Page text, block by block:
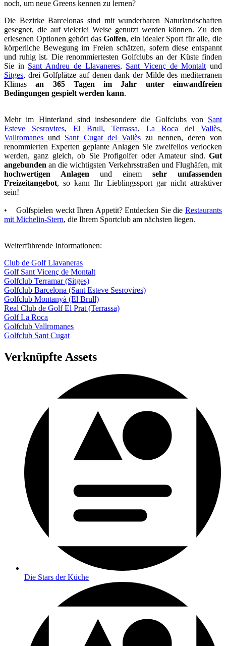
noch, um neue Greens kennen zu lernen?
Die Bezirke Barcelonas sind mit wunderbaren Naturlandschaften
gesegnet, die auf vielerlei Weise genutzt werden können. Zu den
erlesenen Optionen gehört dasGolfen, ein idealer Sport für alle, die
körperliche Bewegung im Freien schätzen, sofern diese entspannt
und ruhig ist. Die renommiertesten Golfclubs an der Küste finden
Sie in Sant Andreu de Llavaneres, Sant Vicenç de Montalt und
Sitges, drei Golfplätze auf denen dank der Milde des mediterranen
Klimasan 365 Tagen im Jahr unter einwandfreien
Bedingungen gespielt werden kann.
Mehr im Hinterland sind insbesondere die Golfclubs von Sant
Esteve Sesrovires, El Brull, Terrassa, La Roca del Vallès,
Vallromanesund Sant Cugat del Vallès zu nennen, deren von
renommierten Experten geplante Anlagen Sie zweifellos verlocken
werden, ganz gleich, ob Sie Profigolfer oder Amateur sind. Gut
angebunden an die wichtigsten Verkehrsstraßen und Flughäfen, mit
hochwertigen Anlagen und einem sehr umfassenden
Freizeitangebot, so kann Ihr Lieblingssport gar nicht attraktiver
sein!
• Golfspielen weckt Ihren Appetit? Entdecken Sie die Restaurants
mit Michelin-Stern, die Ihrem Sportclub am nächsten liegen.
Weiterführende Informationen:
Club de Golf Llavaneras
Golf Sant Vicenç de Montalt
Golfclub Terramar (Sitges)
Golfclub Barcelona (Sant Esteve Sesrovires)
Golfclub Montanyà (El Brull)
Real Club de Golf El Prat (Terrassa)
Golf La Roca
Golfclub Vallromanes
Golfclub Sant Cugat
Verknüpfte Assets
Die Stars der Küche